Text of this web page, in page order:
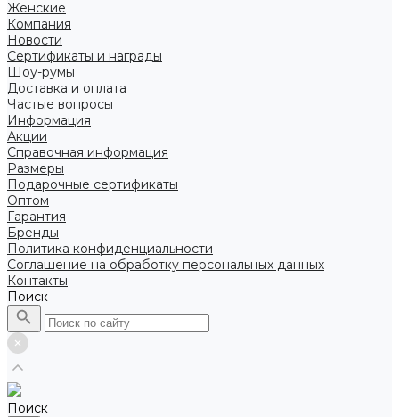
Женские
Компания
Новости
Сертификаты и награды
Шоу-румы
Доставка и оплата
Частые вопросы
Информация
Акции
Справочная информация
Размеры
Подарочные сертификаты
Оптом
Гарантия
Бренды
Политика конфиденциальности
Соглашение на обработку персональных данных
Контакты
Поиск
Поиск